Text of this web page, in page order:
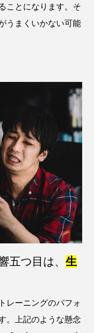
ことになります。そ
うまくいかない可能
五つ目は、 生
レーニングのパフォ
。上記のような懸念